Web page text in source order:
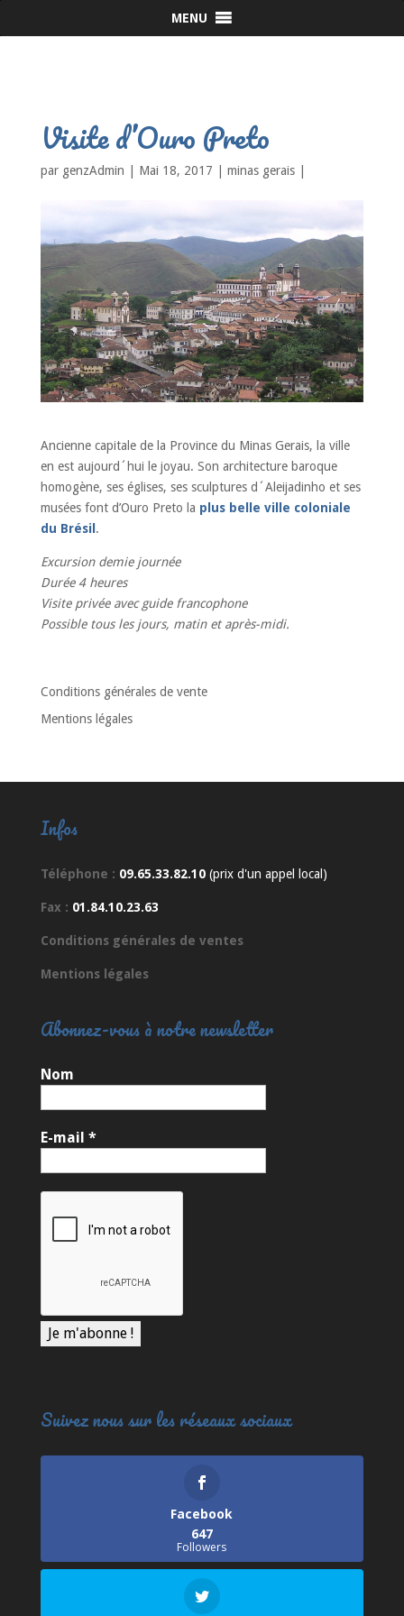
MENU
Visite d’Ouro Preto
par genzAdmin Mai 18, 2017 minas gerais|
Ancienne capitale de la Province du Minas Gerais, la ville
en est aujourd´hui le joyau. Son architecture baroque
homogène, ses églises, ses sculptures d´Aleijadinho et ses
musées font d’Ouro Preto la plus belle ville coloniale
du Brésil .
Excursion demie journée
Durée 4 heures
Visite privée avec guide francophone
Possible tous les jours, matin et après-midi.
Conditions générales de vente
Mentions légales
Infos
Téléphone : 09.65.33.82.10(prix d'un appel local)
Fax : 01.84.10.23.63
Conditions générales de ventes
Mentions légales
Abonnez-vous à notre newsletter
Nom
E-mail *
Suivez nous sur les réseaux sociaux
Facebook
647
Followers